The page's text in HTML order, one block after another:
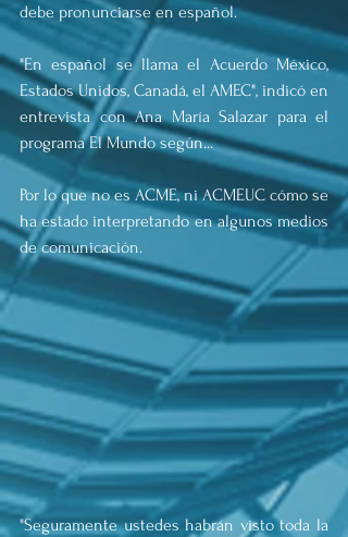
debe pronunciarse en español.
"En español se llama el Acuerdo México,
Estados Unidos, Canadá, el AMEC", indicó en
entrevista con Ana María Salazar para el
programa El Mundo según...
Por lo que no es ACME, ni ACMEUC cómo se
ha estado interpretando en algunos medios
de comunicación.
"Seguramente ustedes habrán visto toda la